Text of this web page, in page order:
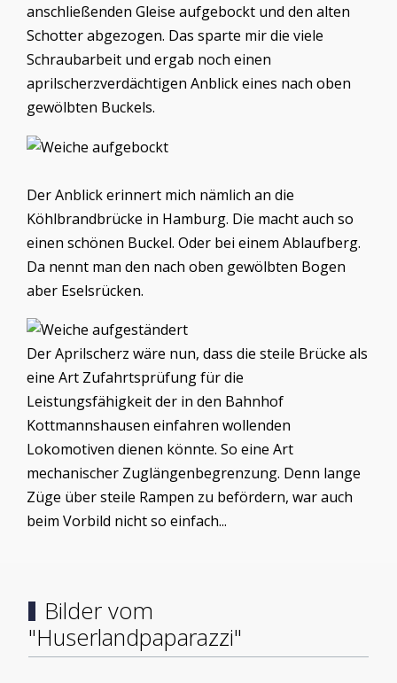
anschließenden Gleise aufgebockt und den alten
Schotter abgezogen. Das sparte mir die viele
Schraubarbeit und ergab noch einen
aprilscherzverdächtigen Anblick eines nach oben
gewölbten Buckels.
Der Anblick erinnert mich nämlich an die
Köhlbrandbrücke in Hamburg. Die macht auch so
einen schönen Buckel. Oder bei einem Ablaufberg.
Da nennt man den nach oben gewölbten Bogen
aber Eselsrücken.
Der Aprilscherz wäre nun, dass die steile Brücke als
eine Art Zufahrtsprüfung für die
Leistungsfähigkeit der in den Bahnhof
Kottmannshausen einfahren wollenden
Lokomotiven dienen könnte. So eine Art
mechanischer Zuglängenbegrenzung. Denn lange
Züge über steile Rampen zu befördern, war auch
beim Vorbild nicht so einfach...
Bilder vom
"Huserlandpaparazzi"